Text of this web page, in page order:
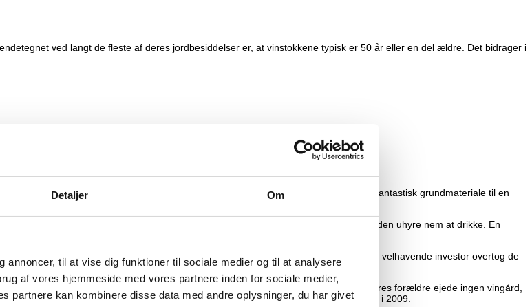
Detaljer Om
annoncer, til at vise dig funktioner til sociale medier og til at analysere
af vores hjemmeside med vores partnere inden for sociale medier,
partnere kan kombinere disse data med andre oplysninger, du har givet
ved langt de fleste af deres jordbesiddelser er, at vinstokkene typisk er 50 år eller en del ældre. Det bidrager i
i Volnay (0,2 hektar), og er fra vinstokke med en gennemsnitsalder på 45 år. Fantastisk grundmateriale til en
er flot og vinen er elegant balanceret. Perfekt harmoni mellem frugt og syre, gør den uhyre nem at drikke. En
Giv den også gerne masser af luft.
unge Domaine. Etableret I 2009 af Sophie og Fabrice Laronze sammen med en velhavende investor overtog de
par årtier.
Den gængse model i Bourgogne er jo, at man arver vingården fra familien. Men deres forældre ejede ingen vingård,
Muligheden bød sig, og med en investor i baghånden kunne de gå i gang i 2009.